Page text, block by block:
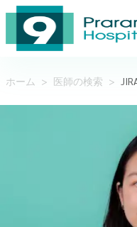
ホーム > 医師の検索 >